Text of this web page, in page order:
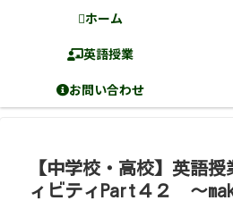
ホーム
英語授業
お問い合わせ
【中学校・高校】英語
ィビティPart４２ 〜